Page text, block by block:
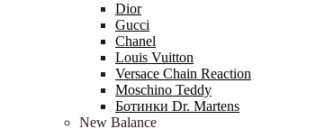
Dior
Gucci
Chanel
Louis Vuitton
Versace Chain Reaction
Moschino Teddy
Ботинки Dr. Martens
New Balance